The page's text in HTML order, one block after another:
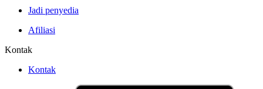
Jadi penyedia
Afiliasi
Kontak
Kontak